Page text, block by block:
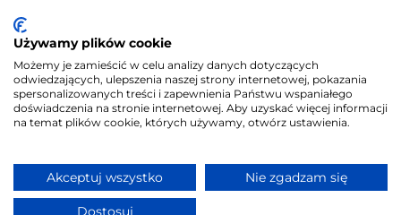
PRIME MMA
Żużlowa Ekstraliga
Speedway Grand Prix
Skoki narciarskie
Kontakt•Reklama• Polityka prywatności
Używamy plików cookie
Możemy je zamieścić w celu analizy danych dotyczących
odwiedzających, ulepszenia naszej strony internetowej, pokazania
spersonalizowanych treści i zapewnienia Państwu wspaniałego
doświadczenia na stronie internetowej. Aby uzyskać więcej informacji
na temat plików cookie, których używamy, otwórz ustawienia.
Akceptuj wszystko Nie zgadzam się
Dostosuj